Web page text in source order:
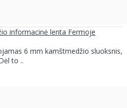
informacinė lenta Fermoje
6 mm kamštmedžio sluoksnis,
to ..